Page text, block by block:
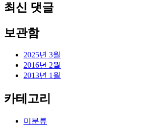
최신 댓글
보관함
2025년 3월
2016년 2월
2013년 1월
카테고리
미분류